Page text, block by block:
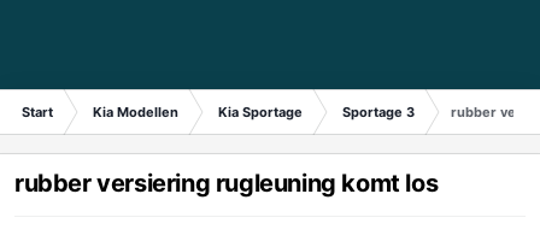
Start Kia Modellen Kia Sportage Sportage 3 rubber
rubber versiering rugleuning komt los